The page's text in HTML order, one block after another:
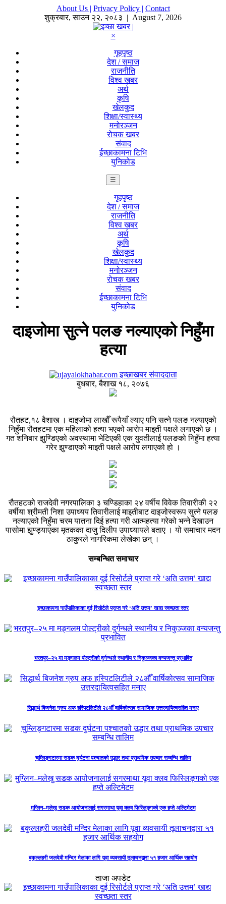
About Us | Privacy Policy | Contact
शुक्रबार,साउन २२, २०८३ | August 7, 2026
×
गृहपृष्ठ
देश / समाज
राजनीति
विश्व खबर
अर्थ
कृषि
खेलकुद
शिक्षा/स्वास्थ्य
मनोरञ्जन
रोचक खबर
संवाद
ईच्छाकामना टिभि
युनिकोड
☰
गृहपृष्ठ
देश / समाज
राजनीति
विश्व खबर
अर्थ
कृषि
खेलकुद
शिक्षा/स्वास्थ्य
मनोरञ्जन
रोचक खबर
संवाद
ईच्छाकामना टिभि
युनिकोड
दाइजोमा सुत्ने पलङ नल्याएको निहुँमा
हत्या
इच्छाखबर संवाददाता
बुधबार, बैशाख १८, २०७६
रौतहट,१८ वैशाख । दाइजोमा लाखौँ रूपैयाँ ल्याए पनि सत्ने पलङ नल्याएको
निहुँमा रौतहटमा एक महिलाको हत्या भएको आरोप माइती पक्षले लगाएको छ ।
गत शनिबार झुण्डिएको अवस्थामा भेटिएकी एक युवतीलाई पलङको निहुँमा हत्या
गरेर झुण्डाएको माइती पक्षले आरोप लगाएको हो ।
रौतहटको राजदेवी नगरपालिका ३ चण्डिहाका २४ वर्षीय विवेक तिवारीकी २२
वर्षीया श्रीमती निशा उपाध्यय तिवारीलाई माइतीबाट दाइजोस्वरूप सुत्ने पलङ
नल्याएको निहुँमा चरम यातना दिई हत्या गरी आत्महत्या गरेको भन्ने देखाउन
पासोमा झुण्ड्याएका मृतकका दाजु दिलीप उपाध्यायले बताए । यो समाचार मदन
ठाकुरले नागरिकमा लेखेका छन् ।
सम्बन्धित समाचार
इच्छाकामना गाउँपालिकाका दुई रिसोर्टले प्राप्त गरे ‘अति उत्तम’ खाद्य स्वच्छता स्तर
भरतपुर–२५ मा मङ्गलम पोल्ट्रीको दुर्गन्धले स्थानीय र निकुञ्जका वन्यजन्तु प्रभावित
सिद्धार्थ बिजनेश ग्रुप अफ हस्पिटलिटीले २८औँ वार्षिकोत्सव सामाजिक उत्तरदायित्वसहित मनाए
चुम्लिङ्गटारमा सडक दुर्घटना पश्चातको उद्धार तथा प्राथमिक उपचार सम्बन्धि तालिम
मुग्लिन–मलेखु सडक आयोजनालाई सगरमाथा यूवा क्लव फिस्लिङ्गको एक हप्ते अल्टिमेटम
बकुल्लहरी जलदेवी मन्दिर मेलाका लागि यूवा व्यवसायी तूलाचनद्वारा ५१ हजार आर्थिक सहयोग
ताजा अपडेट